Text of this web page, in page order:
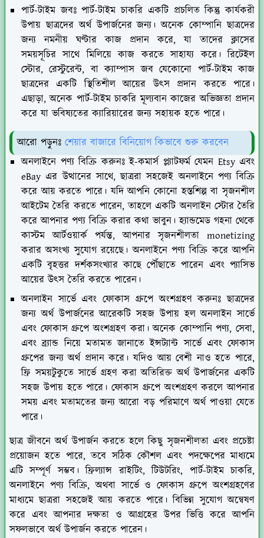
পার্ট-টাইম জবঃপার্ট-টাইম চাকরি একটি প্রচলিত কিন্তু কার্যকরী
উপায় ছাত্রদের অর্থ উপার্জনের জন্য। অনেক কোম্পানি ছাত্রদের
জন্য নমনীয় ঘণ্টার কাজ প্রদান করে, যা তাদের ক্লাসের
সময়সূচির সাথে মিলিয়ে কাজ করতে সাহায্য করে। রিটেইল
স্টোর, রেস্টুরেন্ট, বা ক্যাম্পাস জব যেকোনো পার্ট-টাইম কাজ
ছাত্রদের একটি স্থিতিশীল আয়ের উৎস প্রদান করতে পারে।
এছাড়া, অনেক পার্ট-টাইম চাকরি মূল্যবান কাজের অভিজ্ঞতা প্রদান
করে যা ভবিষ্যতের ক্যারিয়ারের জন্য সহায়ক হতে পারে।
আরো পড়ুনঃ শেয়ার বাজারে বিনিয়োগ কিভাবে শুরু করবেন
অনলাইনে পণ্য বিক্রি করুনঃই-কমার্স প্ল্যাটফর্ম যেমন Etsy এবং
eBay এর উত্থানের সাথে, ছাত্ররা সহজেই অনলাইনে পণ্য বিক্রি
করে আয় করতে পারে। যদি আপনি কোনো হস্তশিল্প বা সৃজনশীল
আইটেম তৈরি করতে পারেন, তাহলে একটি অনলাইন স্টোর তৈরি
করে আপনার পণ্য বিক্রি করার কথা ভাবুন। হ্যান্ডমেড গহনা থেকে
কাস্টম আর্টওয়ার্ক পর্যন্ত, আপনার সৃজনশীলতা monetizing
করার অসংখ্য সুযোগ রয়েছে। অনলাইনে পণ্য বিক্রি করে আপনি
একটি বৃহত্তর দর্শকসংখ্যার কাছে পৌঁছাতে পারেন এবং প্যাসিভ
আয়ের উৎস তৈরি করতে পারেন।
অনলাইন সার্ভে এবং ফোকাস গ্রুপে অংশগ্রহণ করুনঃছাত্রদের
জন্য অর্থ উপার্জনের আরেকটি সহজ উপায় হল অনলাইন সার্ভে
এবং ফোকাস গ্রুপে অংশগ্রহণ করা। অনেক কোম্পানি পণ্য, সেবা,
এবং ব্র্যান্ড নিয়ে মতামত জানাতে ইন্সট্যান্ট সার্ভে এবং ফোকাস
গ্রুপের জন্য অর্থ প্রদান করে। যদিও আয় বেশী নাও হতে পারে,
ফ্রি সময়টুকুতে সার্ভে গ্রহণ করা অতিরিক্ত অর্থ উপার্জনের একটি
সহজ উপায় হতে পারে। ফোকাস গ্রুপে অংশগ্রহণ করলে আপনার
সময় এবং মতামতের জন্য আরো বড় পরিমাণে অর্থ পাওয়া যেতে
পারে।
ছাত্র জীবনে অর্থ উপার্জন করতে হলে কিছু সৃজনশীলতা এবং প্রচেষ্টা
প্রয়োজন হতে পারে, তবে সঠিক কৌশল এবং পদক্ষেপের মাধ্যমে
এটি সম্পূর্ণ সম্ভব। ফ্রিল্যান্স রাইটিং, টিউটরিং, পার্ট-টাইম চাকরি,
অনলাইনে পণ্য বিক্রি, অথবা সার্ভে ও ফোকাস গ্রুপে অংশগ্রহণের
মাধ্যমে ছাত্ররা সহজেই আয় করতে পারে। বিভিন্ন সুযোগ অন্বেষণ
করে এবং আপনার দক্ষতা ও আগ্রহের উপর ভিত্তি করে আপনি
সফলভাবে অর্থ উপার্জন করতে পারেন।